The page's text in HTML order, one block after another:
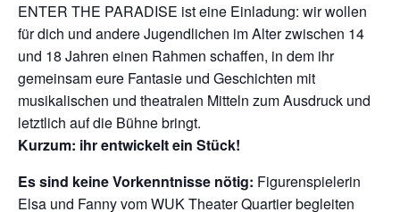
ENTER THE PARADISE ist eine Einladung: wir wollen
für dich und andere Jugendlichen im Alter zwischen 14
und 18 Jahren einen Rahmen schaffen, in dem ihr
gemeinsam eure Fantasie und Geschichten mit
musikalischen und theatralen Mitteln zum Ausdruck und
letztlich auf die Bühne bringt.
Kurzum: ihr entwickelt ein Stück!
Es sind keine Vorkenntnisse nötig: Figurenspielerin
Elsa und Fanny vom WUK Theater Quartier begleiten